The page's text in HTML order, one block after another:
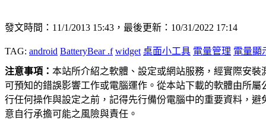
發文時間：11/1/2013 15:43，最後更新：10/31/2022 17:14
TAG: android BatteryBear .f widget 桌面小工具 電量管理 電量顯
注意事項： 本站所介紹之軟體、設定或網站服務，經實際安
可預知的錯誤影響工作或電腦運作。從本站下載的軟體由所
行任何操作與設定之前，記得先行備份電腦中的重要資料，
意自行承擔可能之風險與責任。